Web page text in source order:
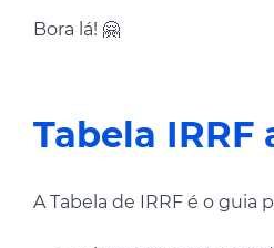
Bora lá! 🤗
Tabela IRRF
A Tabela de IRRF é o guia